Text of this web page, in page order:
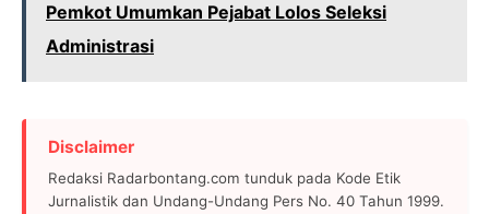
Pemkot Umumkan Pejabat Lolos Seleksi
Administrasi
Disclaimer
Redaksi Radarbontang.com tunduk pada Kode Etik
Jurnalistik dan Undang-Undang Pers No. 40 Tahun 1999.